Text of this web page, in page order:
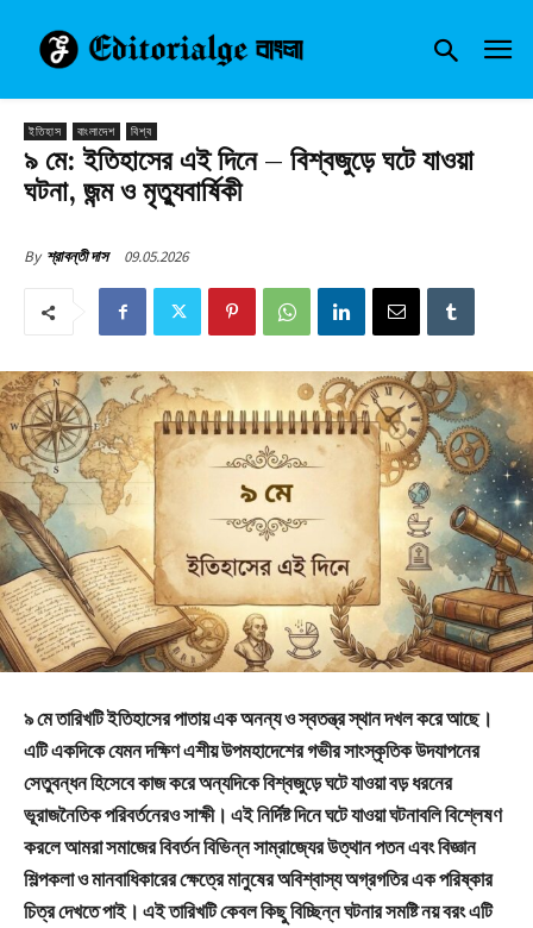
ইতিহাস বাংলাদেশ বিশ্ব
৯ মে: ইতিহাসের এই দিনে – বিশ্বজুড়ে ঘটে যাওয়া
ঘটনা, জন্ম ও মৃত্যুবার্ষিকী
By শ্রাবন্তী দাস 09.05.2026
৯ মে তারিখটি ইতিহাসের পাতায় এক অনন্য ও স্বতন্ত্র স্থান দখল করে আছে।
এটি একদিকে যেমন দক্ষিণ এশীয় উপমহাদেশের গভীর সাংস্কৃতিক উদযাপনের
সেতুবন্ধন হিসেবে কাজ করে অন্যদিকে বিশ্বজুড়ে ঘটে যাওয়া বড় ধরনের
ভূরাজনৈতিক পরিবর্তনেরও সাক্ষী। এই নির্দিষ্ট দিনে ঘটে যাওয়া ঘটনাবলি বিশ্লেষণ
করলে আমরা সমাজের বিবর্তন বিভিন্ন সাম্রাজ্যের উত্থান পতন এবং বিজ্ঞান
শিল্পকলা ও মানবাধিকারের ক্ষেত্রে মানুষের অবিশ্বাস্য অগ্রগতির এক পরিষ্কার
চিত্র দেখতে পাই। এই তারিখটি কেবল কিছু বিচ্ছিন্ন ঘটনার সমষ্টি নয় বরং এটি